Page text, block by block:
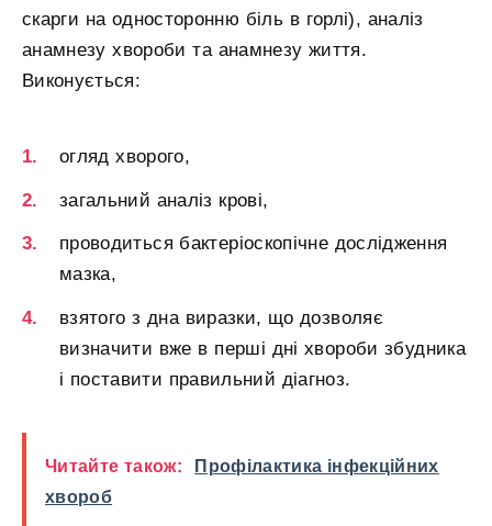
скарги на односторонню біль в горлі), аналіз
анамнезу хвороби та анамнезу життя.
Виконується:
огляд хворого,
загальний аналіз крові,
проводиться бактеріоскопічне дослідження
мазка,
взятого з дна виразки, що дозволяє
визначити вже в перші дні хвороби збудника
і поставити правильний діагноз.
Читайте також:
Профілактика інфекційних
хвороб